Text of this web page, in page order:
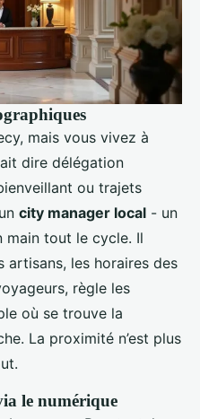
mais vous vivez à
dire délégation
ou trajets
city manager local - un
main tout le cycle. Il
artisans, les horaires des
règle les
où se trouve la
La proximité n’est plus
le numérique